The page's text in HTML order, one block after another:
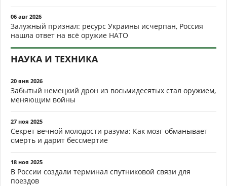
06 авг 2026
Залужный признал: ресурс Украины исчерпан, Россия
нашла ответ на всё оружие НАТО
НАУКА И ТЕХНИКА
20 янв 2026
Забытый немецкий дрон из восьмидесятых стал оружием,
меняющим войны
27 ноя 2025
Секрет вечной молодости разума: Как мозг обманывает
смерть и дарит бессмертие
18 ноя 2025
В России создали терминал спутниковой связи для
поездов